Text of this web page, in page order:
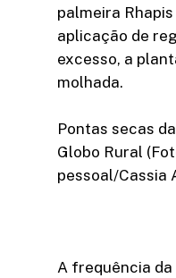
palmeira
aplicação de
excesso, a
molhada.
Pontas secas
Globo Rural
pessoal/Cassia
A frequência